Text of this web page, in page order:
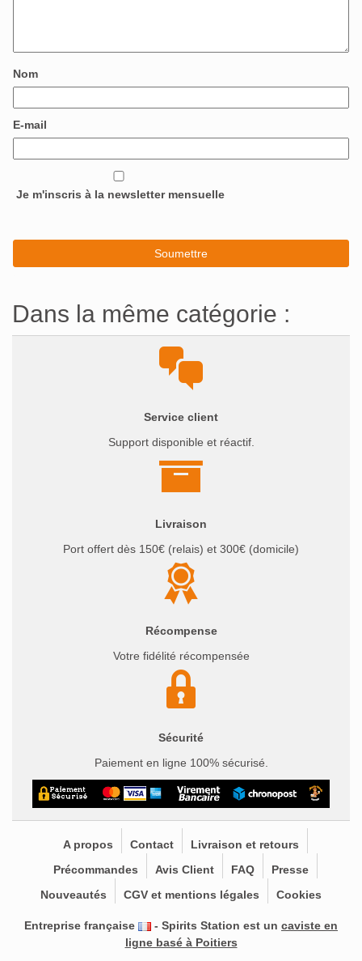
Nom
E-mail
Je m'inscris à la newsletter mensuelle
Dans la même catégorie :
Service client
Support disponible et réactif.
Livraison
Port offert dès 150€ (relais) et 300€ (domicile)
Récompense
Votre fidélité récompensée
Sécurité
Paiement en ligne 100% sécurisé.
A propos Contact
Livraison et retours
Précommandes
Avis Client FAQ
Presse
Nouveautés
CGV et mentions légales Cookies
Entreprise française - Spirits Station est un caviste en
ligne basé à Poitiers